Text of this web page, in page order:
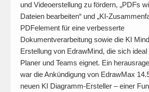
und Videoerstellung zu fördern, „PDFs
Dateien bearbeiten“ und „KI-
PDFelement für eine verbesserte
Dokumentverarbeitung sowie die KI
Erstellung von EdrawMind, die sich
Planer und Teams eignet. Ein
war die Ankündigung von EdrawMax
neuen KI Diagramm-Ersteller – einer